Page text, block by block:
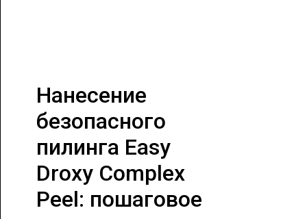
Нанесение
безопасного
пилинга Easy
Droxy Complex
Peel: пошаговое